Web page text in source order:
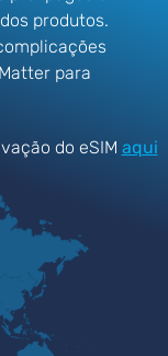
produtos.
para
do eSIM aqui